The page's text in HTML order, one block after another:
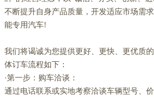
不断提升自身产品质量，开发适应市场需
能专用汽车!
我们将谒诚为您提供更好、更快、更优质
体订车流程如下：
·第一步：购车洽谈：
通过电话联系或实地考察洽谈车辆型号、价